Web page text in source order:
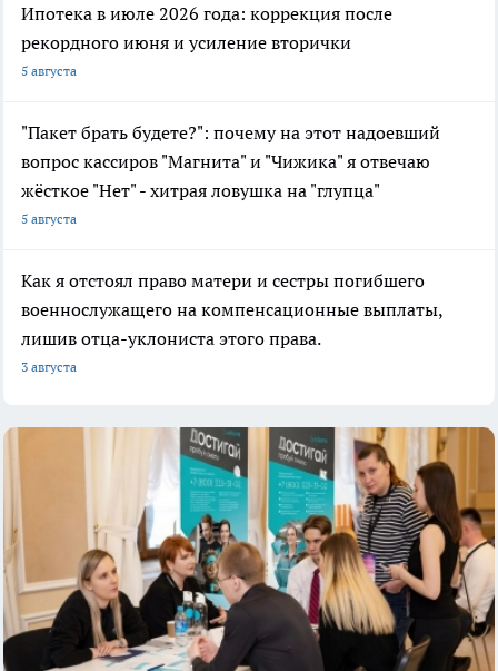
Ипотека в июле 2026 года: коррекция после
рекордного июня и усиление вторички
5 августа
"Пакет брать будете?": почему на этот надоевший
вопрос кассиров "Магнита" и "Чижика" я отвечаю
жёсткое "Нет" - хитрая ловушка на "глупца"
5 августа
Как я отстоял право матери и сестры погибшего
военнослужащего на компенсационные выплаты,
лишив отца-уклониста этого права.
3 августа